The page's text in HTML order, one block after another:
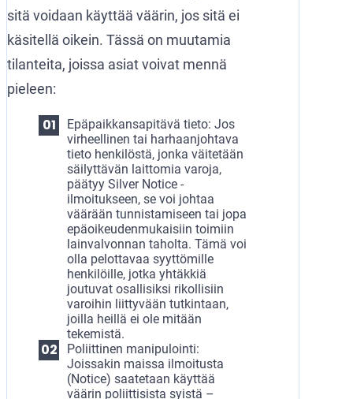
sitä voidaan käyttää väärin, jos sitä ei
käsitellä oikein. Tässä on muutamia
tilanteita, joissa asiat voivat mennä
pieleen:
Epäpaikkansapitävä tieto: Jos
virheellinen tai harhaanjohtava
tieto henkilöstä, jonka väitetään
säilyttävän laittomia varoja,
päätyy Silver Notice -
ilmoitukseen, se voi johtaa
väärään tunnistamiseen tai jopa
epäoikeudenmukaisiin toimiin
lainvalvonnan taholta. Tämä voi
olla pelottavaa syyttömille
henkilöille, jotka yhtäkkiä
joutuvat osallisiksi rikollisiin
varoihin liittyvään tutkintaan,
joilla heillä ei ole mitään
tekemistä.
Poliittinen manipulointi:
Joissakin maissa ilmoitusta
(Notice) saatetaan käyttää
väärin poliittisista syistä –